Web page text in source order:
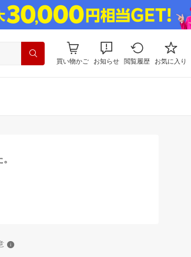
買い物かご お知らせ 閲覧履歴 お気に入り